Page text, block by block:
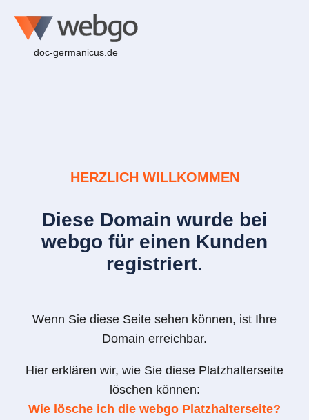
doc-germanicus.de
HERZLICH WILLKOMMEN
Diese Domain wurde bei
webgo für einen Kunden
registriert.
Wenn Sie diese Seite sehen können, ist Ihre
Domain erreichbar.
Hier erklären wir, wie Sie diese Platzhalterseite
löschen können:
Wie lösche ich die webgo Platzhalterseite?